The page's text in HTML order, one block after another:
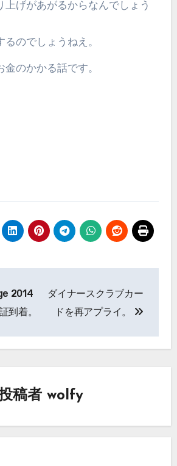
上げがあがるからなんでしょう
のでしょうねえ。
金のかかる話です。
2014
到着。
ダイナースクラブカー
ドを再アプライ。
稿者 wolfy